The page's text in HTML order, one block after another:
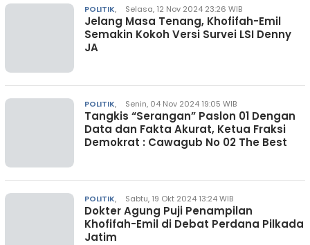
POLITIK, Selasa, 12 Nov 2024 23:26 WIB
Jelang Masa Tenang, Khofifah-Emil
Semakin Kokoh Versi Survei LSI Denny
JA
POLITIK, Senin, 04 Nov 2024 19:05 WIB
Tangkis “Serangan” Paslon 01 Dengan
Data dan Fakta Akurat, Ketua Fraksi
Demokrat : Cawagub No 02 The Best
POLITIK, Sabtu, 19 Okt 2024 13:24 WIB
Dokter Agung Puji Penampilan
Khofifah-Emil di Debat Perdana Pilkada
Jatim